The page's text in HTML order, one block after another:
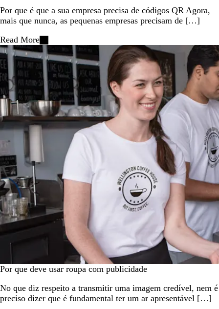
Por que é que a sua empresa precisa de códigos QR Agora,
mais que nunca, as pequenas empresas precisam de […]
Read More
Por que deve usar roupa com publicidade
No que diz respeito a transmitir uma imagem credível, nem é
preciso dizer que é fundamental ter um ar apresentável […]